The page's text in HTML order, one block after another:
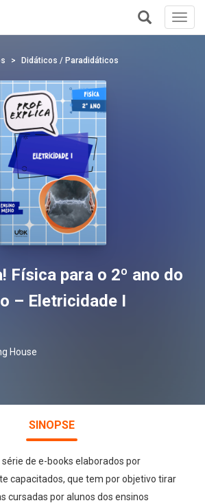
Didáticos / Paradidáticos
Física para o 2º ano do
– Eletricidade I
House
SINOPSE
de e-books elaborados por
capacitados, que tem por objetivo tirar
cursadas por alunos dos ensinos